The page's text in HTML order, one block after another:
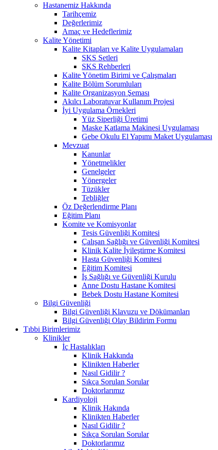
Hastanemiz Hakkında
Tarihçemiz
Değerlerimiz
Amaç ve Hedeflerimiz
Kalite Yönetimi
Kalite Kitapları ve Kalite Uygulamaları
SKS Setleri
SKS Rehberleri
Kalite Yönetim Birimi ve Çalışmaları
Kalite Bölüm Sorumluları
Kalite Organizasyon Şeması
Akılcı Laboratuvar Kullanım Projesi
İyi Uygulama Örnekleri
Yüz Siperliği Üretimi
Maske Katlama Makinesi Uygulaması
Gebe Okulu El Yapımı Maket Uygulaması
Mevzuat
Kanunlar
Yönetmelikler
Genelgeler
Yönergeler
Tüzükler
Tebliğler
Öz Değerlendirme Planı
Eğitim Planı
Komite ve Komisyonlar
Tesis Güvenliği Komitesi
Çalışan Sağlığı ve Güvenliği Komitesi
Klinik Kalite İyileştirme Komitesi
Hasta Güvenliği Komitesi
Eğitim Komitesi
İş Sağlığı ve Güvenliği Kurulu
Anne Dostu Hastane Komitesi
Bebek Dostu Hastane Komitesi
Bilgi Güvenliği
Bilgi Güvenliği Klavuzu ve Dökümanları
Bilgi Güvenliği Olay Bildirim Formu
Tıbbi Birimlerimiz
Klinikler
İç Hastalıkları
Klinik Hakkında
Klinikten Haberler
Nasıl Gidilir ?
Sıkça Sorulan Sorular
Doktorlarımız
Kardiyoloji
Klinik Hakında
Klinikten Haberler
Nasıl Gidilir ?
Sıkça Sorulan Sorular
Doktorlarımız